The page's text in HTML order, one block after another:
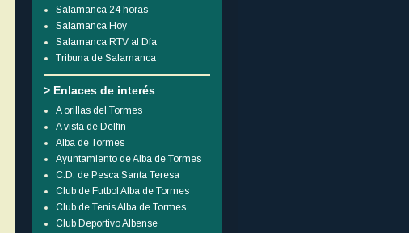
Salamanca 24 horas
Salamanca Hoy
Salamanca RTV al Día
Tribuna de Salamanca
> Enlaces de interés
A orillas del Tormes
A vista de Delfín
Alba de Tormes
Ayuntamiento de Alba de Tormes
C.D. de Pesca Santa Teresa
Club de Futbol Alba de Tormes
Club de Tenis Alba de Tormes
Club Deportivo Albense